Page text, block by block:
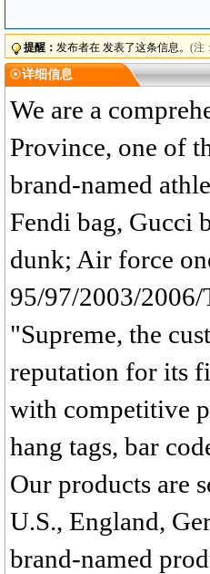
提醒： 发布者在 发表了这条信息。 (注
详细信息
We are a
Province, one of
brand-named
Fendi bag, Gucci
dunk; Air force
95/97/2003/
"Supreme, the
reputation for its
with competitive
hang tags, bar
Our products are
U.S., England,
brand-named